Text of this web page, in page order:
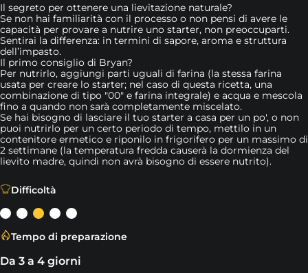
Il segreto per ottenere una lievitazione naturale?
Se non hai familiarità con il processo o non pensi di avere le
capacità per provare a nutrire uno starter, non preoccuparti.
Sentirai la differenza: in termini di sapore, aroma e struttura
dell’impasto.
Il primo consiglio di Bryan?
Per nutrirlo, aggiungi parti uguali di farina (la stessa farina
usata per creare lo starter; nel caso di questa ricetta, una
combinazione di tipo "00" e farina integrale) e acqua e mescola
fino a quando non sarà completamente miscelato.
Se hai bisogno di lasciare il tuo starter a casa per un po', o non
puoi nutrirlo per un certo periodo di tempo, mettilo in un
contenitore ermetico e riponilo in frigorifero per un massimo di
2 settimane (la temperatura fredda causerà la dormienza del
lievito madre, quindi non avrà bisogno di essere nutrito).
Difficoltà
Tempo di preparazione
Da 3 a 4 giorni